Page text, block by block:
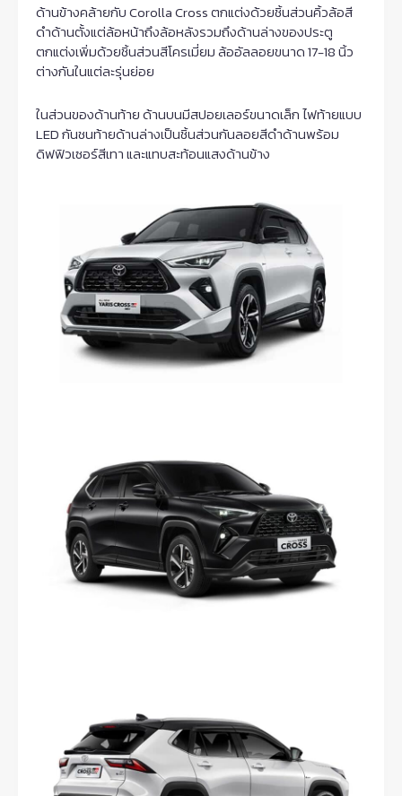
ด้านข้างคล้ายกับ Corolla Cross ตกแต่งด้วยชิ้นส่วนคิ้วล้อสี
ดำด้านตั้งแต่ล้อหน้าถึงล้อหลังรวมถึงด้านล่างของประตู
ตกแต่งเพิ่มด้วยชิ้นส่วนสีโครเมี่ยม ล้ออัลลอยขนาด 17-18 นิ้ว
ต่างกันในแต่ละรุ่นย่อย
ในส่วนของด้านท้าย ด้านบนมีสปอยเลอร์ขนาดเล็ก ไฟท้ายแบบ
LED กันชนท้ายด้านล่างเป็นชิ้นส่วนกันลอยสีดำด้านพร้อม
ดิฟฟิวเซอร์สีเทา และแทบสะท้อนแสงด้านข้าง